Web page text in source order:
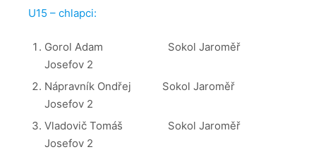
U15 – chlapci:
Gorol Adam Sokol Jaroměř
Josefov 2
Nápravník Ondřej Sokol Jaroměř
Josefov 2
Vladovič Tomáš Sokol Jaroměř
Josefov 2